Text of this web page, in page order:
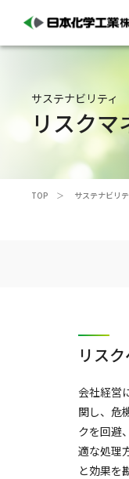
サステナビリティ
リスクマ
TOP サステナビリテ
リス
会社経営
関し、危
クを回避
適な処理
と効果を